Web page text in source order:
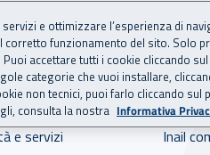
e servizi Inail
e ottimizzare l’esperienza di
funzionamento del sito. Solo
accettare tutti i cookie cliccando sul
categorie che vuoi installare,
non tecnici, puoi farlo cliccando sul
consulta la nostra Informativa